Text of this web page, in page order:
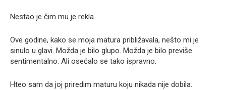
Nestao je čim mu je rekla.
Ove godine, kako se moja matura približavala, nešto mi je
sinulo u glavi. Možda je bilo glupo. Možda je bilo previše
sentimentalno. Ali osećalo se tako ispravno.
Hteo sam da joj priredim maturu koju nikada nije dobila.